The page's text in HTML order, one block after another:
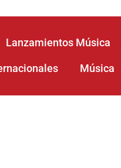
Lanzamientos Música
Música